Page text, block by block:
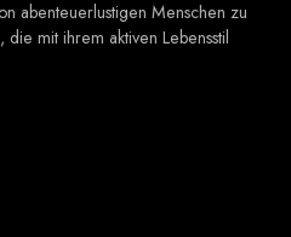
abenteuerlustigen Menschen zu
mit ihrem aktiven Lebensstil